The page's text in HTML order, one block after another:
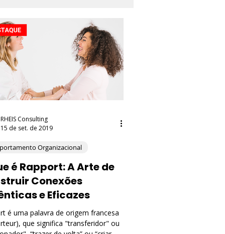
é Rapport: A Arte de
Conexões
e Eficazes
é uma palavra de origem francesa
que significa "transferidor" ou
Organizacional
RHEIS Consulting
15 de set. de 2019